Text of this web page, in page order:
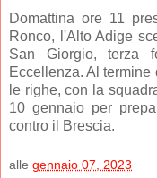
Domattina ore 11
Ronco, l'Alto Adige
San Giorgio, terza
Eccellenza. Al
le righe, con la
10 gennaio per
contro il Brescia.
alle gennaio 07, 2023